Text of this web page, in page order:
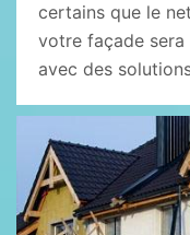
certains que le
votre façade sera
avec des